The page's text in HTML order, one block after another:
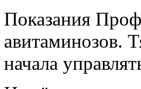
Показания
авитаминозов.
начала